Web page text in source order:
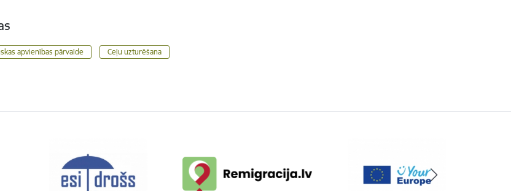
apvienības pārvalde Ceļu uzturēšana